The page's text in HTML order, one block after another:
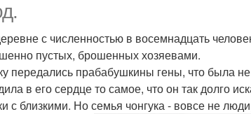
с численностью в восемнадцать
пустых, брошенных хозяевами.
передались прабабушкины гены, что была
в его сердце то самое, что он так долго
с близкими. Но семья чонгука - вовсе не